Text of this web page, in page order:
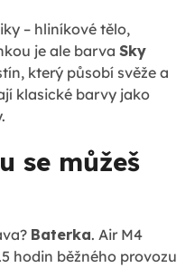
– hliníkové tělo,
je ale barva Sky
který působí svěže a
klasické barvy jako
se můžeš
Baterka. Air M4
hodin běžného provozu